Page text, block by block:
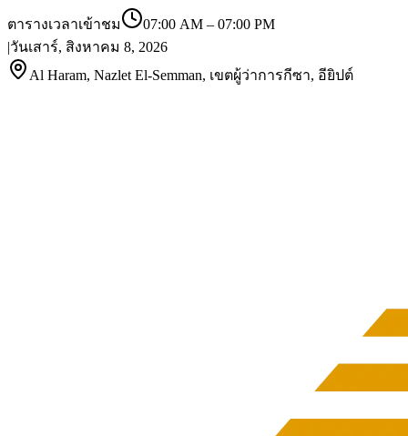
ตารางเวลาเข้าชม 07:00 AM – 07:00 PM
|วันเสาร์, สิงหาคม 8, 2026
Al Haram, Nazlet El-Semman, เขตผู้ว่าการกีซา, อียิปต์